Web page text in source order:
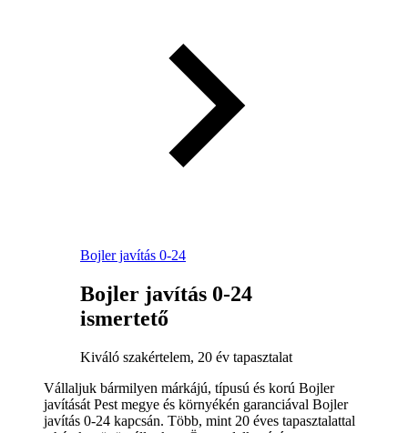
Bojler javítás 0-24
Bojler javítás 0-24
ismertető
Kiváló szakértelem, 20 év tapasztalat
Vállaljuk bármilyen márkájú, típusú és korú Bojler
javítását Pest megye és környékén garanciával Bojler
javítás 0-24 kapcsán. Több, mint 20 éves tapasztalattal